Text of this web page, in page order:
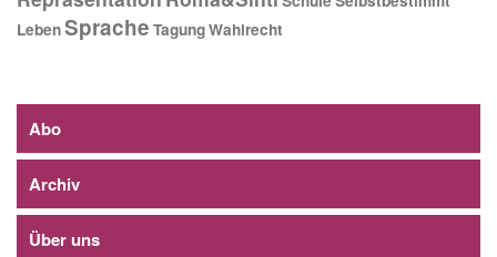
LebenSprache TagungWahlrecht
Abo
Archiv
Über uns